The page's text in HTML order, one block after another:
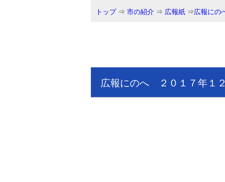
トップ⇒ 市の紹介 ⇒ 広報紙 ⇒広報にの
広報にのへ ２０１７年１